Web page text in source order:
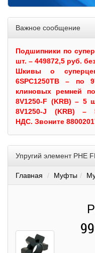
Важное сообщение
Подшипники по
шт. – 449872,5 руб.
Шкивыо
6SPC1250TB – по
клиновых ремней
8V1250-F (KRB) – 5
8V1250-J (KRB)
НДС. Звоните
Упругий элемент PHE
Главная Муфты